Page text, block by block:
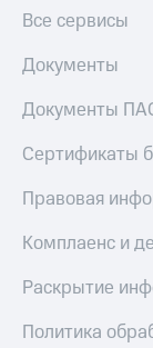
Все сервисы
Документы
Документы
Сертификаты
Правовая
Комплаенс и
Раскрытие
Политика